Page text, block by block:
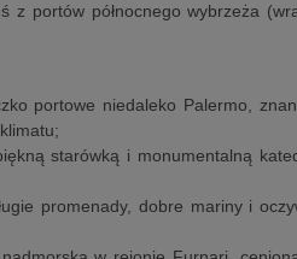
z portów północnego wybrzeża
portowe niedaleko Palermo,
starówką i monumentalną
promenady, dobre mariny i